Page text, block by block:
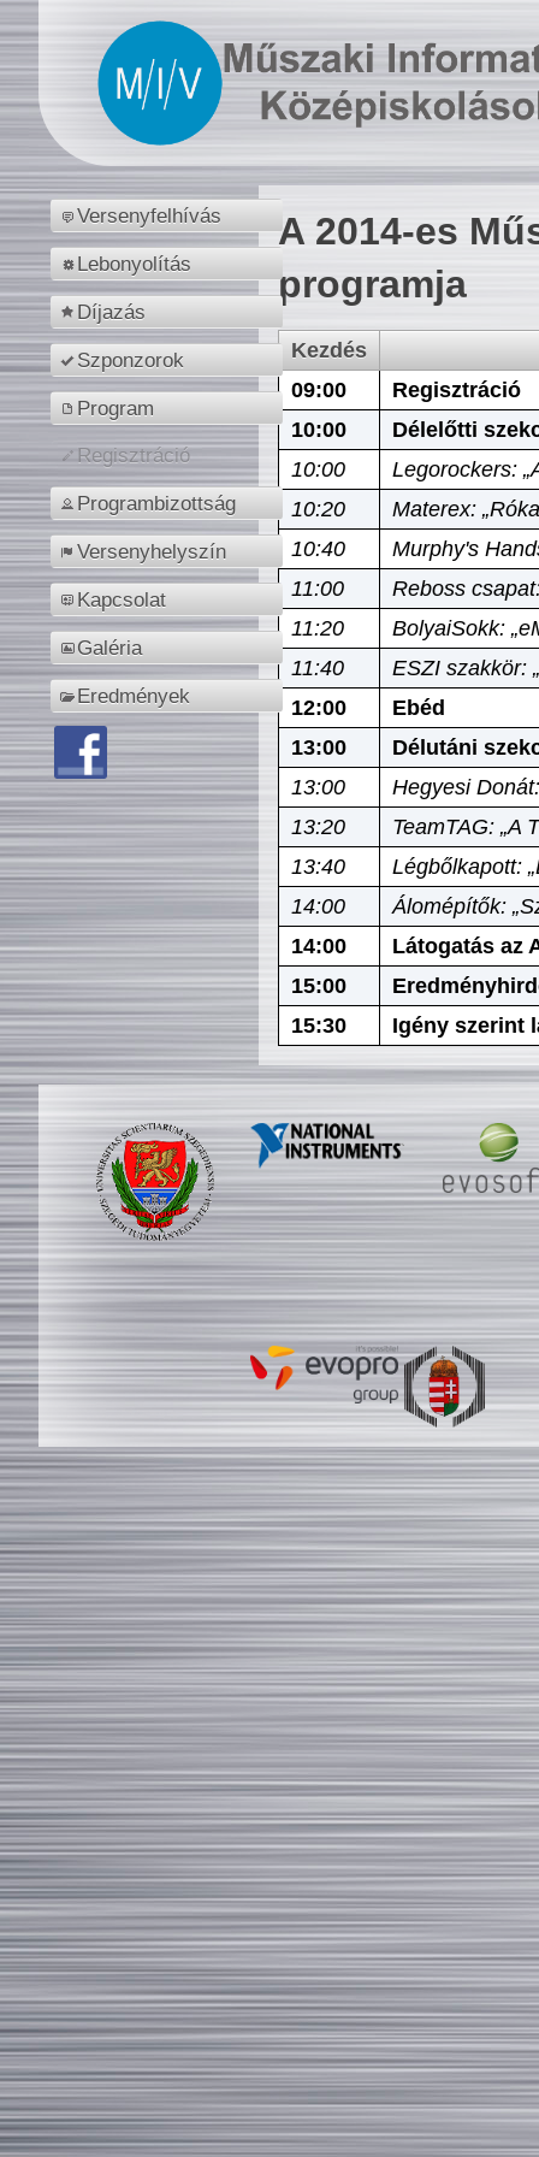
Versenyfelhívás
Lebonyolítás
Díjazás
Szponzorok
Program
Regisztráció
Programbizottság
Versenyhelyszín
Kapcsolat
Galéria
Eredmények
A 2014-es
programja
Kezdés
09:00
Regisztráció
10:00
Délelőtti
10:00
Legorockers:
10:20
Materex:
10:40
Murphy's
11:00
Reboss
11:20
BolyaiSokk:
11:40
ESZI szakkör:
12:00
Ebéd
13:00
Délutáni
13:00
Hegyesi
13:20
TeamTAG: „A
13:40
Légbőlkapott:
14:00
Álomépítők:
14:00
Látogatás az
15:00
15:30
Igény szerint